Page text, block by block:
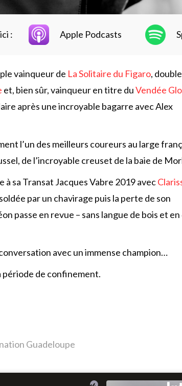
: Apple Podcasts
vainqueur de La Solitaire du Figaro, double
et, bien sûr, vainqueur en titre duVendée
après une incroyable bagarre avec Alex
l’un des meilleurs coureurs au large
de l’incroyable creuset de la baie de
à sa Transat Jacques Vabre 2019 avec
par un chavirage puis la perte de son
passe en revue – sans langue de bois et
avec un immense champion…
période de confinement.
Guadeloupe